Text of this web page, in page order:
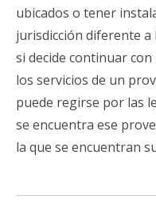
ubicados o tener
jurisdicción diferente a
si decide continuar
los servicios de un
puede regirse por las
se encuentra ese
la que se encuentran